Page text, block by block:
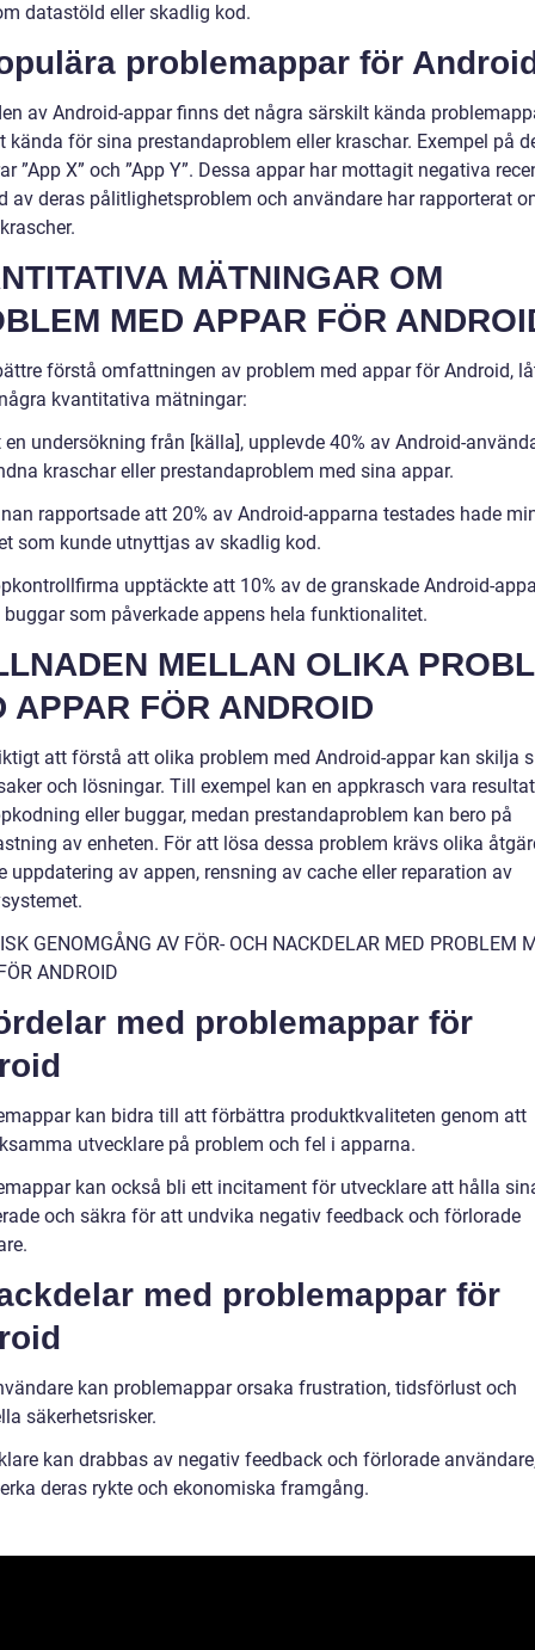
datastöld eller skadlig kod.
problemappar för
av Android-appar finns det några särskilt kända
kända för sina prestandaproblem eller kraschar. Exempel på
”App X” och ”App Y”. Dessa appar har mottagit negativa
av deras pålitlighetsproblem och användare har rapporterat
MÄTNINGAR OM
MED APPAR FÖR
förstå omfattningen av problem med appar för Android,
kvantitativa mätningar:
en undersökning från [källa], upplevde 40% av Android-
kraschar eller prestandaproblem med sina appar.
rapportsade att 20% av Android-apparna testades hade
som kunde utnyttjas av skadlig kod.
upptäckte att 10% av de granskade Android-
som påverkade appens hela funktionalitet.
MELLAN OLIKA
APPAR FÖR ANDROID
att förstå att olika problem med Android-appar kan skilja
och lösningar. Till exempel kan en appkrasch vara
eller buggar, medan prestandaproblem kan bero på
av enheten. För att lösa dessa problem krävs olika
uppdatering av appen, rensning av cache eller reparation av
GENOMGÅNG AV FÖR- OCH NACKDELAR MED PROBLEM
ANDROID
med problemappar för
kan bidra till att förbättra produktkvaliteten genom att
utvecklare på problem och fel i apparna.
kan också bli ett incitament för utvecklare att hålla
och säkra för att undvika negativ feedback och förlorade
med problemappar för
kan problemappar orsaka frustration, tidsförlust och
säkerhetsrisker.
kan drabbas av negativ feedback och förlorade
deras rykte och ekonomiska framgång.